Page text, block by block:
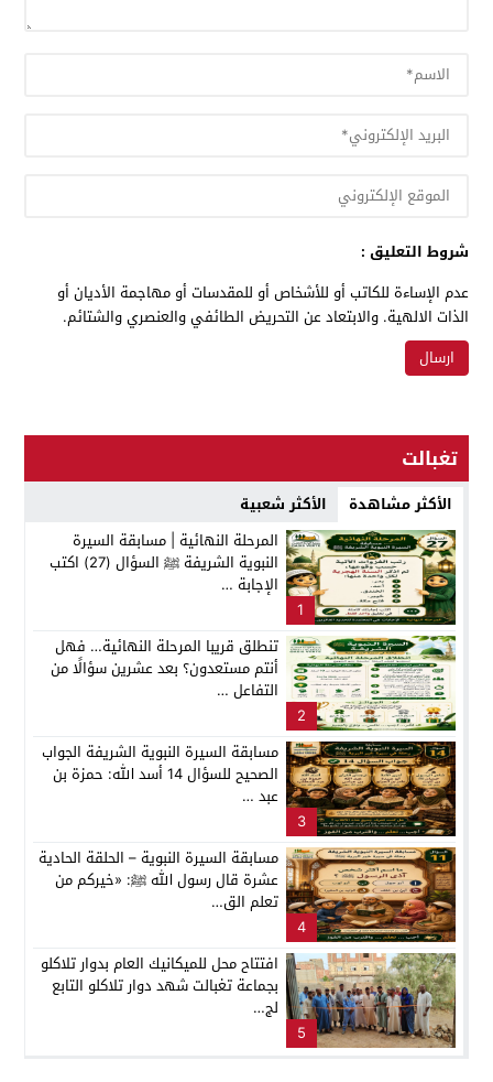
شروط التعليق :
عدم الإساءة للكاتب أو للأشخاص أو للمقدسات أو مهاجمة الأديان أو
الذات الالهية. والابتعاد عن التحريض الطائفي والعنصري والشتائم.
تغبالت
الأكثر مشاهدة الأكثر شعبية
1
المرحلة النهائية | مسابقة السيرة
النبوية الشريفة ﷺ السؤال (27) اكتب
الإجابة …
2
تنطلق قريبا المرحلة النهائية… فهل
أنتم مستعدون؟ بعد عشرين سؤالًا من
التفاعل …
3
مسابقة السيرة النبوية الشريفة الجواب
الصحيح للسؤال 14 أسد الله: حمزة بن
عبد …
4
مسابقة السيرة النبوية – الحلقة الحادية
عشرة قال رسول الله ﷺ: «خيركم من
تعلم الق…
5
افتتاح محل للميكانيك العام بدوار تلاكلو
بجماعة تغبالت شهد دوار تلاكلو التابع
لج…